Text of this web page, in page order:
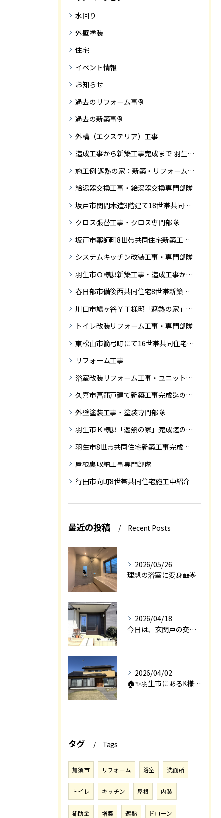
水回り
外壁塗装
住宅
イベント情報
お知らせ
過去のリフォーム事例
過去の新築事例
外構（エクステリア）工事
造成工事から新築工事完成まで 羽生市Ｓ様邸新築工事・
施工例 遮熱の家：新築・リフォーム ドローンにて空撮
給湯器交換工事・給湯器交換専門部隊
坂戸市関間木造3階建て18世帯共同住宅の完成迄紹介
クロス張替工事・クロス専門部隊
坂戸市薬師町8世帯共同住宅新築工事完成迄の紹介です
システムキッチン改装工事・専門部隊
羽生市Ｏ様邸新築工事・造成工事から住宅完成までの紹介
春日部市備後西共同住宅8世帯新築工事完成迄の紹介です。
川口市鳩ヶ谷ＹＴ様邸「遮熱の家」工事状況
トイレ改装リフォーム工事・専門部隊
東松山市箭弓町にて16世帯共同住宅新築工事完成迄の紹介です。
リフォーム工事
浴室改装リフォーム工事・ユニットバス専門部隊
久喜市菖蒲戸建て新築工事完成迄の紹介
外壁塗装工事・塗装専門部隊
羽生市Ｋ様邸「遮熱の家」完成迄の紹介です
羽生市8世帯共同住宅新築工事完成迄の紹介
屋根裏収納工事専門部隊
行田市向町8世帯共同住宅施工中紹介
最近の投稿 Recent Posts
2026/05/26
理想の浴室に変身🏡🌟
2026/04/18
今日は、玄関戸の交換工事をご紹介します🚪✨。
2026/04/02
🏠✨羽生市にあるK様邸は、2008年に㈱エアロックで新築され...
タグ Tags
加須市 リフォーム 浴室 洗面所
トイレ キッチン 屋根 内装
補助金 増築 遮熱 ドローン